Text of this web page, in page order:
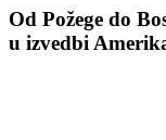
Od Požege do
u izvedbi